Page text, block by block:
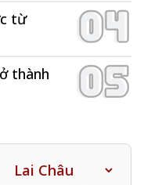
từ
thành